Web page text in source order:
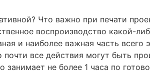
Что важно при печати
воспроизводство какой-
и наиболее важная часть
все действия могут быть
не более 1 часа по